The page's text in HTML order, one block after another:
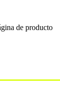
de producto